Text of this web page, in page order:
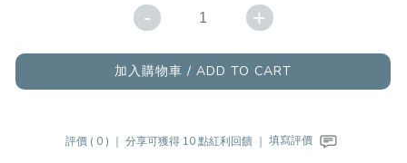
- +
加入購物車 / ADD TO CART
評價 ( 0 ) ｜分享可獲得 10 點紅利回饋 ｜填寫評價